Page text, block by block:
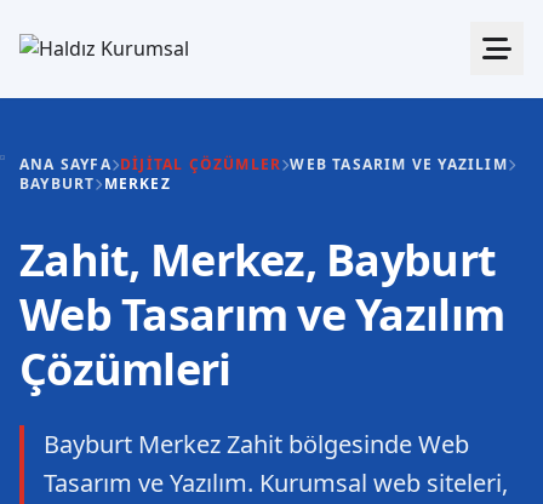
ANA SAYFA DIJITAL ÇÖZÜMLER WEB TASARIM VE YAZILIM
BAYBURT MERKEZ
Zahit, Merkez, Bayburt
Web Tasarım ve Yazılım
Çözümleri
Bayburt Merkez Zahit bölgesinde Web
Tasarım ve Yazılım. Kurumsal web siteleri,